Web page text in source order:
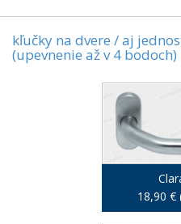
kľučky na dvere / aj
(upevnenie až v 4 bodoch)
18,90 €